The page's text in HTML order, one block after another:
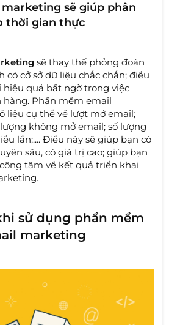
sẽ giúp phân
thời gian thực
sẽ thay thế phỏng đoán
có cở sở dữ liệu chắc chắn; điều
hiệu quả bất ngờ trong việc
hàng. Phần mềm email
liệu cụ thể về lượt mở email;
không mở email; số lượng
lần;.... Điều này sẽ giúp bạn có
sâu, có giá trị cao; giúp bạn
tâm về kết quả triển khai
sử dụng phần mềm
marketing